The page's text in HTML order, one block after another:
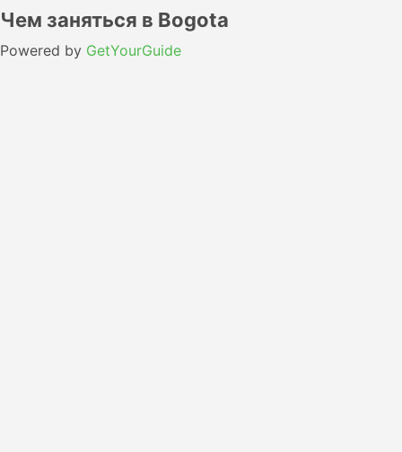
Чем заняться в Bogota
Powered by GetYourGuide